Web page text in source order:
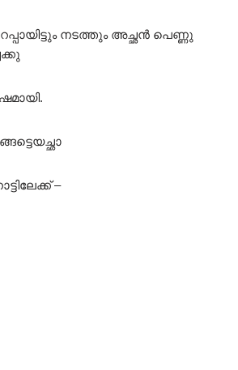
നടത്തും അച്ഛൻ പെണ്ണു
–